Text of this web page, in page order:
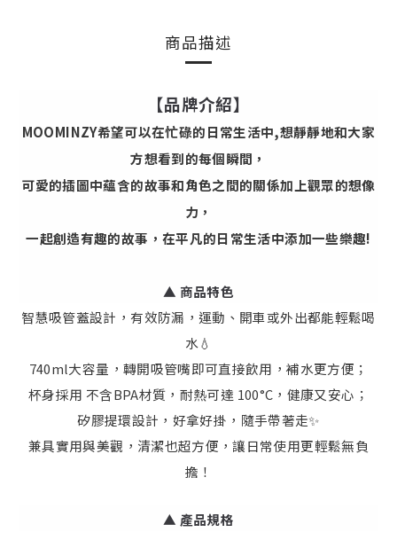
商品描述
【品牌介紹】
MOOMINZY希望可以在忙碌的日常生活中,想靜靜地和大家
方想看到的每個瞬間，
可愛的插圖中蘊含的故事和角色之間的關係加上觀眾的想像
力，
一起創造有趣的故事， 在平凡的日常生活中添加一些樂趣!
▲ 商品特色
智慧吸管蓋設計，有效防漏，運動、開車或外出都能輕鬆喝
水💧
740ml大容量，轉開吸管嘴即可直接飲用，補水更方便；
杯身採用 不含BPA材質，耐熱可達 100°C，健康又安心；
矽膠提環設計，好拿好掛，隨手帶著走✨
兼具實用與美觀，清潔也超方便，讓日常使用更輕鬆無負
擔！
▲ 產品規格